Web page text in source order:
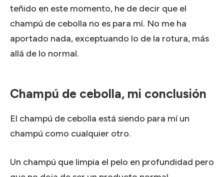
teñido en este momento, he de decir que el
champú de cebolla no es para mí. No me ha
aportado nada, exceptuando lo de la rotura, más
allá de lo normal.
Champú de cebolla, mi conclusión
El champú de cebolla está siendo para mí un
champú como cualquier otro.
Un champú que limpia el pelo en profundidad pero